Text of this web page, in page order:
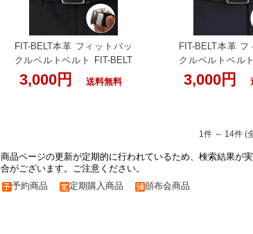
ゼント 彼氏 父 父の日 誕生
日 クリスマス 入学式 入学
父の日 実用的
ト 本革ベルト
男性 シンプル
張 ブラック ブラ
ブラウン 小物
フォーマル 50代
実用的
FIT-BELT本革 フィットバッ
クルベルトベルト FIT-BELT
ベルト フィットバックルベ
ルト 本革フィットバックル
男性 自分サイズ 黒 ブラック
無段階調整 50代 60代 入学式
入学 父の日 実用的 紳士
3,000円 送料無料
FIT-BELT本革 フ
クルベルトベル
ベルト フィット
ルト 本革フィッ
男 男性/BELT-
男性 自分サイズ
入学 父の日 実用
3,000円
1件 ～ 14件 (
品ページの更新が定期的に行われているため、検索結果が
がございます。ご注意ください。
予約商品
定期購入商品 頒布会商品